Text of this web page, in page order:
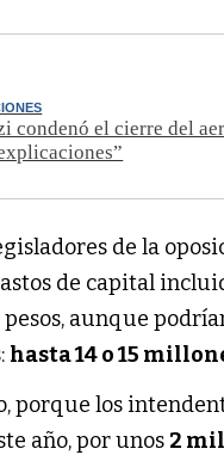
condenó el cierre del
de la
de capital
pesos, aunque
hasta 14 o 15
porque los
año, por unos 2